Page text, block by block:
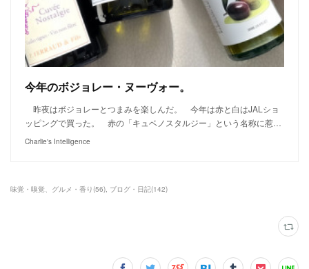
今年のボジョレー・ヌーヴォー。
昨夜はボジョレーとつまみを楽しんだ。 今年は赤と白はJALショ
ッピングで買った。 赤の「キュベノスタルジー」という名称に惹…
Charlie's Intelligence
味覚・嗅覚、グルメ・香り(56) ブログ・日記(142)